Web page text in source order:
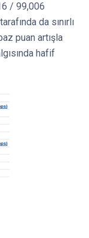
/ 99,006
da sınırlı
puan artışla
hafif